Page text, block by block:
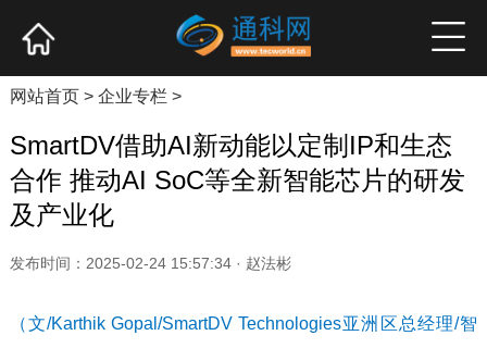
产业资讯 企业新品 高端访谈
网站首页> 企业专栏 >
SmartDV借助AI新动能以定制IP和生态
合作 推动AI SoC等全新智能芯片的研发
及产业化
发布时间：2025-02-24 15:57:34 · 赵法彬
（文/Karthik Gopal/SmartDV Technologies亚洲区总经理/智